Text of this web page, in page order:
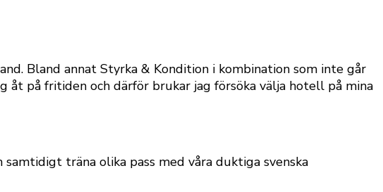
Bland annat Styrka & Kondition i kombination som inte går
på fritiden och därför brukar jag försöka välja hotell på mina
träna olika pass med våra duktiga svenska